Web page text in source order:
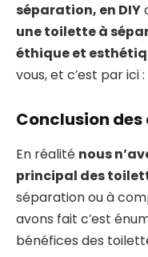
séparation, en DIY
une toilette à
éthique et
vous, et c’est par ici :
Conclusion
En réalité nous
principal des
séparation ou à
avons fait c’est
bénéfices des